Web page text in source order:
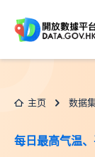
主页 数据
每日最高气温